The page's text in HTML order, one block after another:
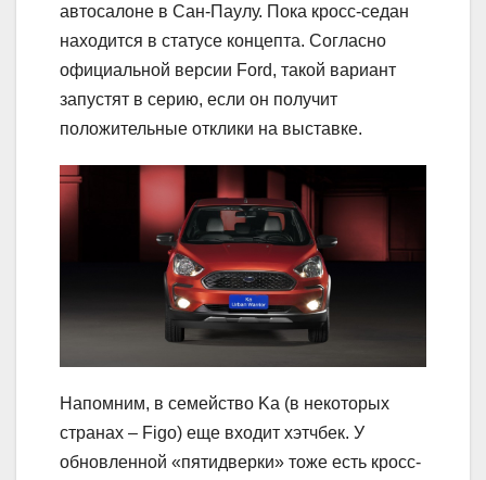
автосалоне в Сан-Паулу. Пока кросс-седан
находится в статусе концепта. Согласно
официальной версии Ford, такой вариант
запустят в серию, если он получит
положительные отклики на выставке.
Напомним, в семейство Ka (в некоторых
странах – Figo) еще входит хэтчбек. У
обновленной «пятидверки» тоже есть кросс-